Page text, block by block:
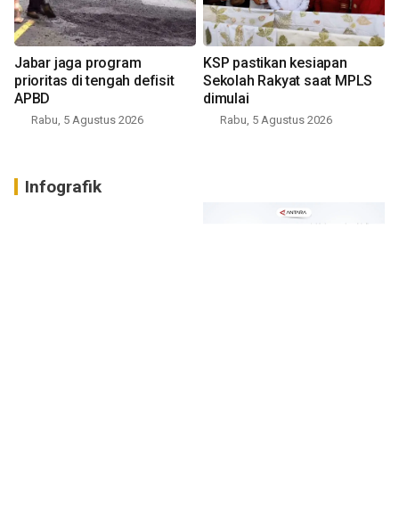
Jabar jaga program
prioritas di tengah defisit
APBD
Rabu, 5 Agustus 2026
KSP pastikan kesiapan
Sekolah Rakyat saat MPLS
dimulai
Rabu, 5 Agustus 2026
Infografik